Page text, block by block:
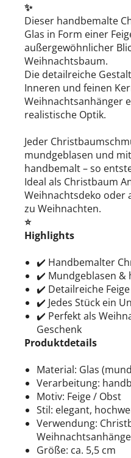
Only Natural
✨
Dieser handbemalte
Glas in Form einer
außergewöhnlicher
Weihnachtsbaum.
Die detailreiche
Inneren und feinen
Weihnachtsanhänger
realistische Optik.
Jeder
mundgeblasen und
handbemalt – so
Ideal als Christbaum
Weihnachtsdeko oder
zu Weihnachten.
⭐
Highlights
✔️ Handbemalter
✔️ Mundgeblasen &
✔️ Detailreiche
✔️ Jedes Stück ein
✔️ Perfekt als
Geschenk
Produktdetails
Material: Glas
Verarbeitung:
Motiv: Feige / Obst
Stil: elegant,
Verwendung:
Größe: ca. 5,5 cm